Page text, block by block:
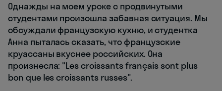
Однажды на моем уроке с продвинутыми
студентами произошла забавная ситуация. Мы
обсуждали французскую кухню, и студентка
Анна пыталась сказать, что французские
круассаны вкуснее российских. Она
произнесла: "Les croissants français sont plus
bon que les croissants russes".